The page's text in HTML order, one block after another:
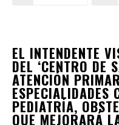
EL INTENDENTE
DEL ‘CENTRO DE
ATENCIÓN
ESPECIALIDADES
PEDIATRÍA,
QUE MEJORARÁ